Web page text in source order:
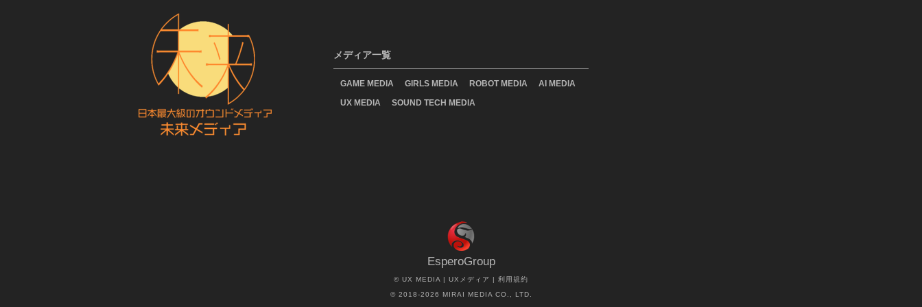
メディア一覧
GAME MEDIA GIRLS MEDIA ROBOT MEDIA
AI MEDIA
UX MEDIA
SOUND TECH MEDIA
EsperoGroup
© UX MEDIA | UXメディア
利用規約
© 2018-2026 MIRAI MEDIA CO., LTD.